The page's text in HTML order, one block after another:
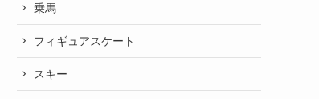
乗馬
フィギュアスケート
スキー